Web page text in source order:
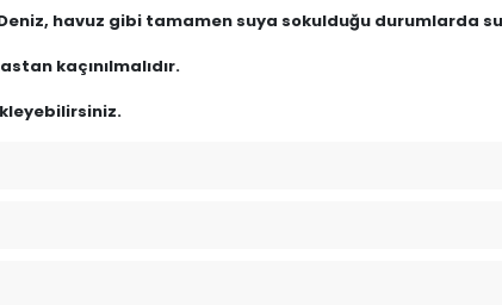
havuz gibi tamamen suya sokulduğu durumlarda
kaçınılmalıdır.